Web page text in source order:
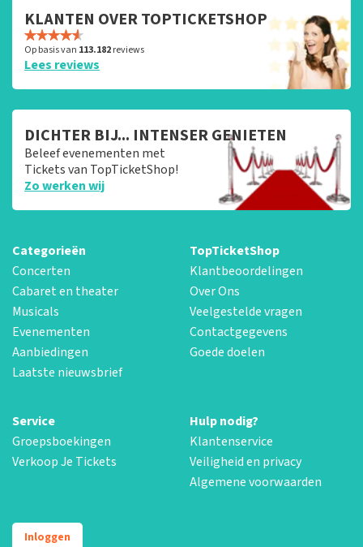
KLANTEN OVER TOPTICKETSHOP
Op basis van 113.182reviews
Lees reviews
DICHTER BIJ... INTENSER GENIETEN
Beleef evenementen met
Tickets van TopTicketShop!
Zo werken wij
Categorieën
Concerten
Cabaret en theater
Musicals
Evenementen
Aanbiedingen
Laatste nieuwsbrief
TopTicketShop
Klantbeoordelingen
Over Ons
Veelgestelde vragen
Contactgegevens
Goede doelen
Service
Groepsboekingen
Verkoop Je Tickets
Hulp nodig?
Klantenservice
Veiligheid en privacy
Algemene voorwaarden
Inloggen